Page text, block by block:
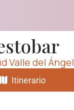
Valle del Ángel
Itinerario